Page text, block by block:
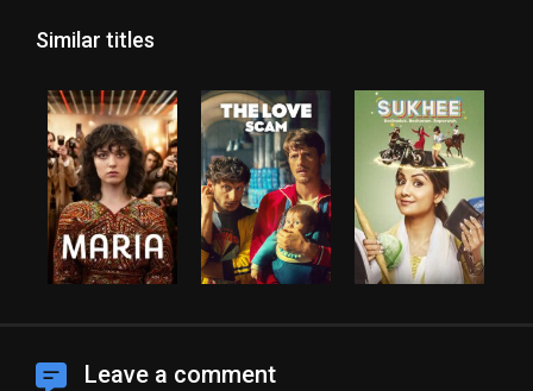
Similar titles
Leave a comment